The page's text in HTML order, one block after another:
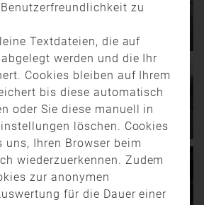
00:37
bei Kammerstein: Autobahn
gesperrt
Am Sonntagabend
(17.05.2026) kam es auf
der A6 bei Kammerstein
zu einem …
00:32
A6:
A6
29.08. 16:54
01:44
32 Verletzte nach Unfall mit
Bus auf A93 bei Weiden
Schwerer Verkehrsunfall
bei der Ausfahrt
Frauenricht. …
21.07.17:30
01:15
Sperrung auf der A3 bei
Waldaschaff – Sieben
Verletzte nach
zu
Textdateien, die auf
werden und die Ihr
Cookies bleiben auf Ihrem
bis diese automatisch
oder Sie diese manuell in
löschen. Cookies
uns, Ihren Browser beim
wiederzuerkennen. Zudem
zur anonymen
für die Dauer einer